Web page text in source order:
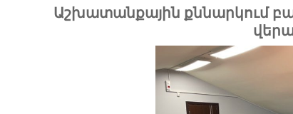
Աշխատանքային քննարկում